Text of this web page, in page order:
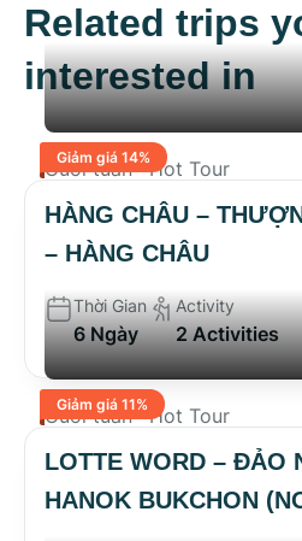
Related trips
interested in
Giảm giá 14%
Cuối tuần Hot Tour
HÀNG CHÂU –
– HÀNG CHÂU
Thời Gian
6 Ngày
Activity
2 Activities
Giảm giá 11%
Cuối tuần Hot Tour
LOTTE WORD – ĐẢO
HANOK BUKCHON